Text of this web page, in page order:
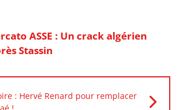
ASSE : Un crack algérien
Stassin
: Hervé Renard pour remplacer